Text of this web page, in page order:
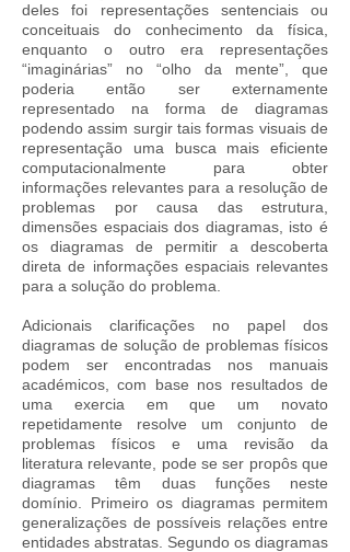
deles foi representações sentenciais ou
conceituais do conhecimento da física,
enquanto o outro era representações
“imaginárias” no “olho da mente”, que
poderia então ser externamente
representado na forma de diagramas
podendo assim surgir tais formas visuais de
representação uma busca mais eficiente
computacionalmente para obter
informações relevantes para a resolução de
problemas por causa das estrutura,
dimensões espaciais dos diagramas, isto é
os diagramas de permitir a descoberta
direta de informações espaciais relevantes
para a solução do problema.
Adicionais clarificações no papel dos
diagramas de solução de problemas físicos
podem ser encontradas nos manuais
académicos, com base nos resultados de
uma exercia em que um novato
repetidamente resolve um conjunto de
problemas físicos e uma revisão da
literatura relevante, pode se ser propôs que
diagramas têm duas funções neste
domínio. Primeiro os diagramas permitem
generalizações de possíveis relações entre
entidades abstratas. Segundo os diagramas